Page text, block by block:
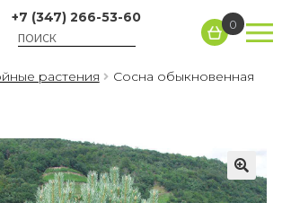
+7 (347) 266-53-60 0
растения
Сосна обыкновенная